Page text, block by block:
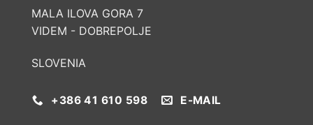
MALA ILOVA GORA 7
VIDEM - DOBREPOLJE
SLOVENIA
+386 41 610 598 E-MAIL